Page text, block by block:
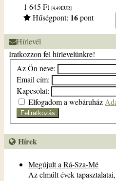
1 645 Ft [4.49EUR]
Hűségpont: 16pont
Hírlevél
Iratkozzon fel hírlevelünkre!
Az Ön neve:
Email cím:
Kapcsolat:
Elfogadom a webáruház
Feliratkozás
Hírek
Megújult a Rá-Sza-Mé
Az elmúlt évek